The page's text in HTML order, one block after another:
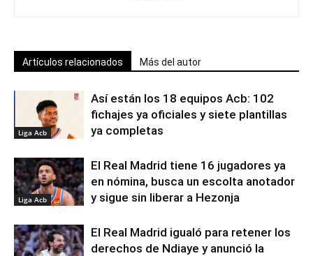
Artículos relacionados Más del autor
Liga Acb
Así están los 18 equipos Acb: 102
fichajes ya oficiales y siete plantillas
ya completas
Liga Acb
El Real Madrid tiene 16 jugadores ya
en nómina, busca un escolta anotador
y sigue sin liberar a Hezonja
El Real Madrid igualó para retener los
derechos de Ndiaye y anunció la